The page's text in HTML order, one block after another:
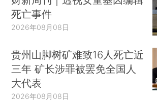
死亡事件
2026年08月08日
贵州山脚树矿难致16人死亡近
三年 矿长涉罪被罢免全国人
大代表
2026年08月08日